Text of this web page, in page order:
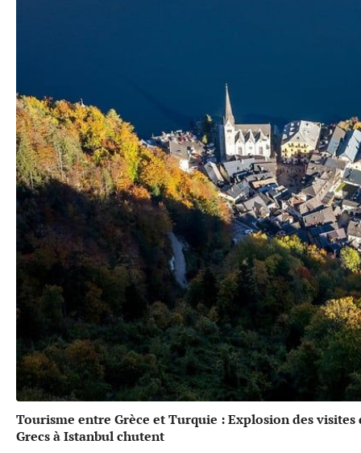
Tourisme entre Grèce et Turquie : Explosion des
Grecs à Istanbul chutent